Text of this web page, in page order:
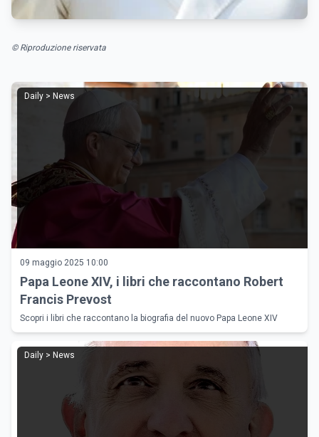
© Riproduzione riservata
Daily > News
09 maggio 2025 10:00
Papa Leone XIV, i libri che raccontano Robert
Francis Prevost
Scopri i libri che raccontano la biografia del nuovo Papa Leone XIV
Daily > News